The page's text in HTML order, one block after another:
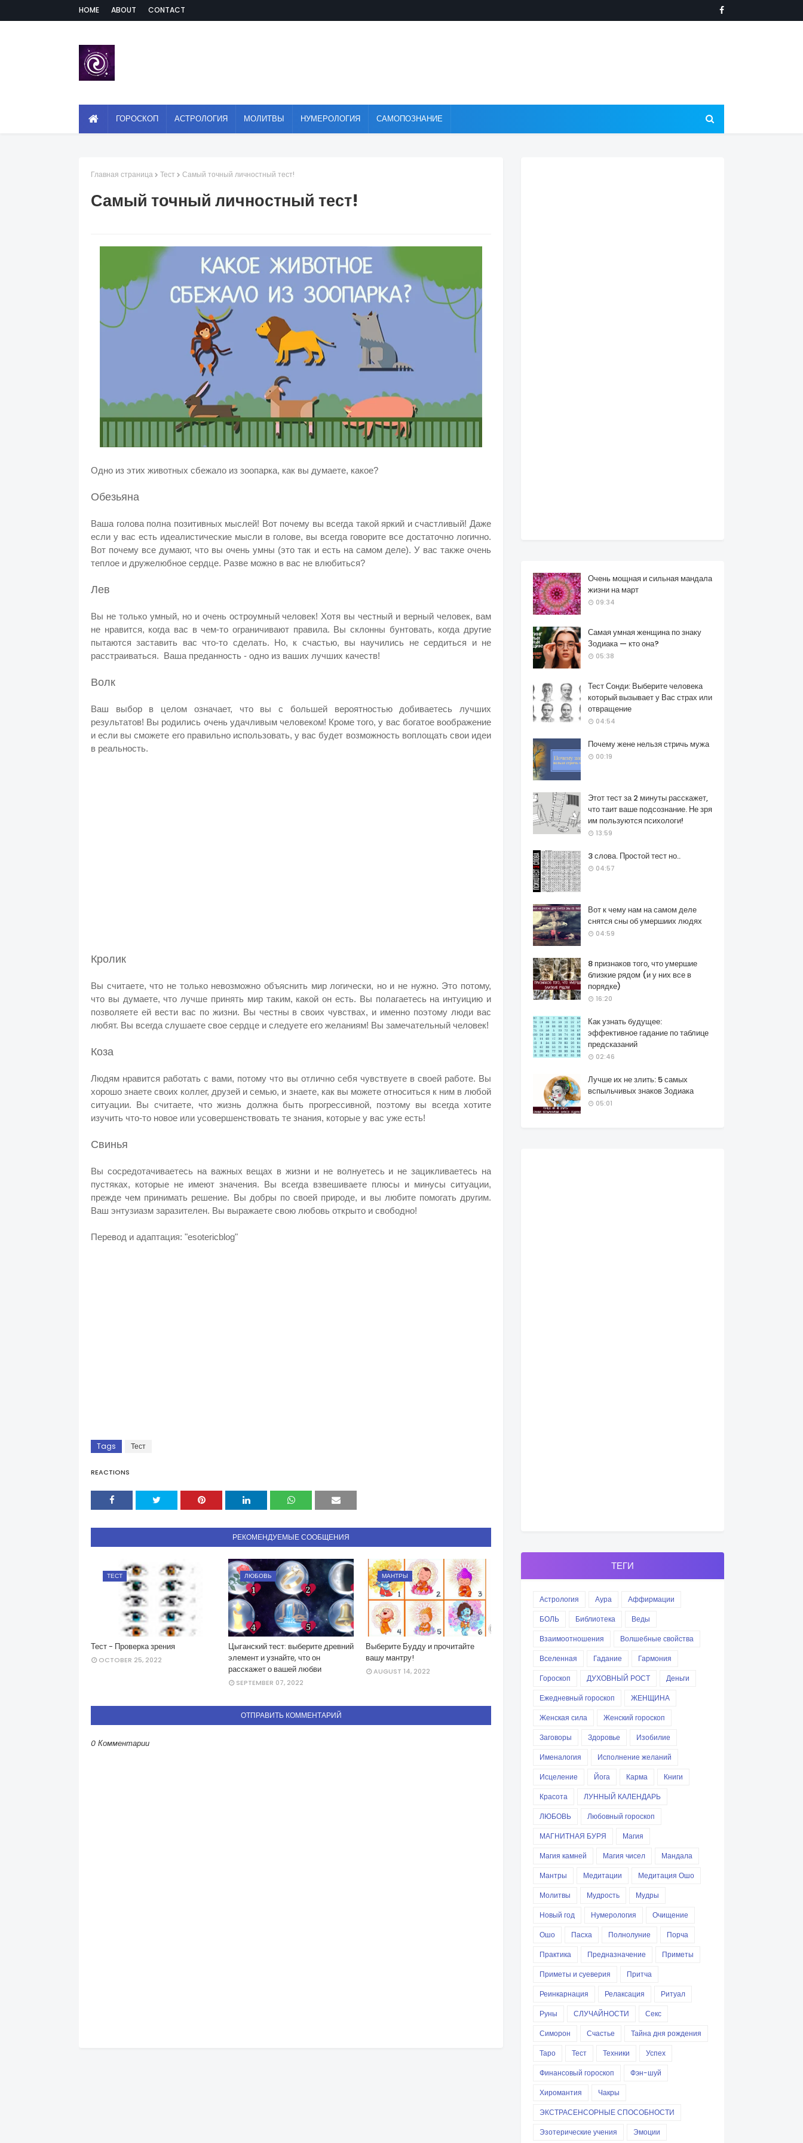
HOME ABOUT CONTACT
ГОРОСКОП АСТРОЛОГИЯ МОЛИТВЫ НУМЕРОЛОГИЯ САМОПОЗНАНИЕ
Главная страница Тест Самый точный личностный тест!
Самый точный личностный тест!
Одно из этих животных сбежало из зоопарка, как вы думаете, какое?
Обезьяна
Ваша голова полна позитивных мыслей! Вот почему вы всегда такой яркий и счастливый! Даже
если у вас есть идеалистические мысли в голове, вы всегда говорите все достаточно логично.
Вот почему все думают, что вы очень умны (это так и есть на самом деле). У вас также очень
теплое и дружелюбное сердце. Разве можно в вас не влюбиться?
Лев
Вы не только умный, но и очень остроумный человек! Хотя вы честный и верный человек, вам
не нравится, когда вас в чем-то ограничивают правила. Вы склонны бунтовать, когда другие
пытаются заставить вас что-то сделать. Но, к счастью, вы научились не сердиться и не
расстраиваться. Ваша преданность - одно из ваших лучших качеств!
Волк
Ваш выбор в целом означает, что вы с большей вероятностью добиваетесь лучших
результатов! Вы родились очень удачливым человеком! Кроме того, у вас богатое воображение
и если вы сможете его правильно использовать, у вас будет возможность воплощать свои идеи
в реальность.
Кролик
Вы считаете, что не только невозможно объяснить мир логически, но и не нужно. Это потому,
что вы думаете, что лучше принять мир таким, какой он есть. Вы полагаетесь на интуицию и
позволяете ей вести вас по жизни. Вы честны в своих чувствах, и именно поэтому люди вас
любят. Вы всегда слушаете свое сердце и следуете его желаниям! Вы замечательный человек!
Коза
Людям нравится работать с вами, потому что вы отлично себя чувствуете в своей работе. Вы
хорошо знаете своих коллег, друзей и семью, и знаете, как вы можете относиться к ним в любой
ситуации. Вы считаете, что жизнь должна быть прогрессивной, поэтому вы всегда хотите
изучить что-то новое или усовершенствовать те знания, которые у вас уже есть!
Свинья
Вы сосредотачиваетесь на важных вещах в жизни и не волнуетесь и не зацикливаетесь на
пустяках, которые не имеют значения. Вы всегда взвешиваете плюсы и минусы ситуации,
прежде чем принимать решение. Вы добры по своей природе, и вы любите помогать другим.
Ваш энтузиазм заразителен. Вы выражаете свою любовь открыто и свободно!
Перевод и адаптация: "esotericblog"
Tags Тест
REACTIONS
РЕКОМЕНДУЕМЫЕ СООБЩЕНИЯ
ТЕСТ
Тест - Проверка зрения
OCTOBER 25, 2022
ЛЮБОВЬ
Цыганский тест: выберите древний
элемент и узнайте, что он
расскажет о вашей любви
SEPTEMBER 07, 2022
МАНТРЫ
Выберите Будду и прочитайте
вашу мантру!
AUGUST 14, 2022
ОТПРАВИТЬ КОММЕНТАРИЙ
0 Комментарии
Очень мощная и сильная мандала
жизни на март
09:34
Самая умная женщина по знаку
Зодиака — кто она?
05:38
Тест Сонди: Выберите человека
который вызывает у Вас страх или
отвращение
04:54
Почему жене нельзя стричь мужа
00:19
Этот тест за 2 минуты расскажет,
что таит ваше подсознание. Не зря
им пользуются психологи!
13:59
3 слова. Простой тест но..
04:57
Вот к чему нам на самом деле
снятся сны об умершиих людях
04:59
8 признаков того, что умершие
близкие рядом (и у них все в
порядке)
16:20
Как узнать будущее:
эффективное гадание по таблице
предсказаний
02:46
Лучше их не злить: 5 самых
вспыльчивых знаков Зодиака
05:01
ТЕГИ
Астрология Аура
Аффирмации
БОЛЬ
Библиотека
Веды
Взаимоотношения
Волшебные свойства
Вселенная
Гадание
Гармония
Гороскоп
ДУХОВНЫЙ РОСТ
Деньги
Ежедневный гороскоп
ЖЕНЩИНА
Женская сила
Женский гороскоп
Заговоры
Здоровье
Изобилие
Именалогия
Исполнение желаний
Исцеление
Йога Карма
Книги
Красота
ЛУННЫЙ КАЛЕНДАРЬ
ЛЮБОВЬ
Любовный гороскоп
МАГНИТНАЯ БУРЯ
Магия
Магия камней
Магия чисел
Мандала
Мантры
Медитации
Медитация Ошо
Молитвы
Мудрость
Мудры
Новый год
Нумерология
Очищение
Ошо
Пасха Полнолуние
Порча
Практика
Предназначение
Приметы
Приметы и суеверия
Притча
Реинкарнация
Релаксация
Ритуал
Руны
СЛУЧАЙНОСТИ
Секс
Симорон
Счастье
Тайна дня рождения
Таро
Тест Техники
Успех
Финансовый гороскоп
Фэн-шуй
Хиромантия
Чакры
ЭКСТРАСЕНСОРНЫЕ СПОСОБНОСТИ
Эзотерические учения
Эмоции